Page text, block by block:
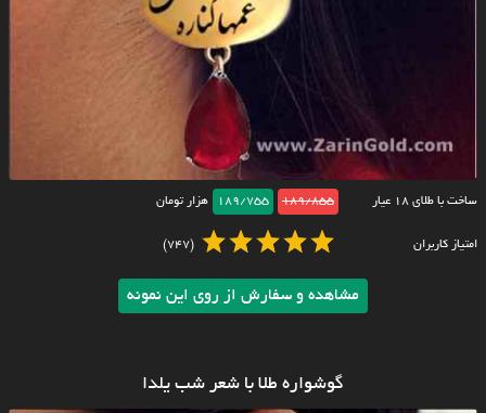
ساخت با طلای ۱۸ عیار 189/855
189/755 هزار تومان
امتیاز کاربران (747)
مشاهده و سفارش از روی این نمونه
گوشواره طلا با شعر شب یلدا